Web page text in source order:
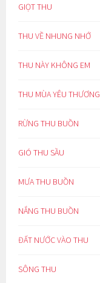
GIỌT THU
THU VỀ NHUNG NHỚ
THU NÀY KHÔNG EM
THU MÙA YÊU THƯƠNG
RỪNG THU BUỒN
GIÓ THU SẦU
MƯA THU BUỒN
NẮNG THU BUỒN
ĐẤT NƯỚC VÀO THU
SÔNG THU